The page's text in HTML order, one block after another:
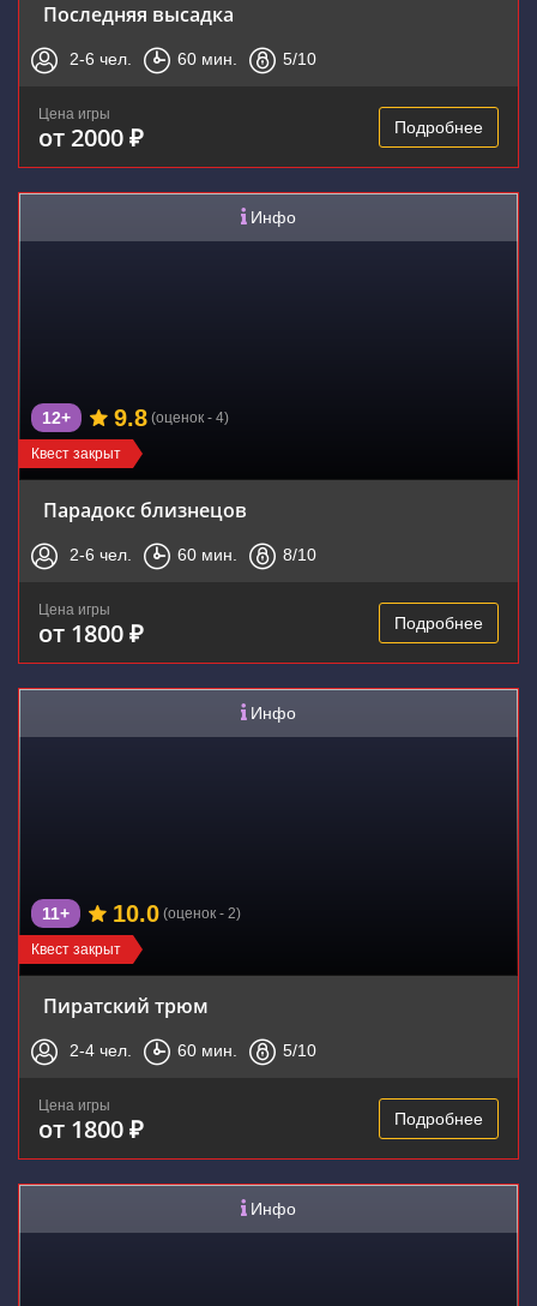
Последняя высадка
2-6 чел. 60 мин. 5/10
Цена игры
от 2000 ₽ Подробнее
Инфо
Квест закрыт
12+ 9.8 (оценок - 4)
Парадокс близнецов
2-6 чел. 60 мин. 8/10
Цена игры
от 1800 ₽ Подробнее
Инфо
Квест закрыт
11+ 10.0 (оценок - 2)
Пиратский трюм
2-4 чел. 60 мин. 5/10
Цена игры
от 1800 ₽ Подробнее
Инфо